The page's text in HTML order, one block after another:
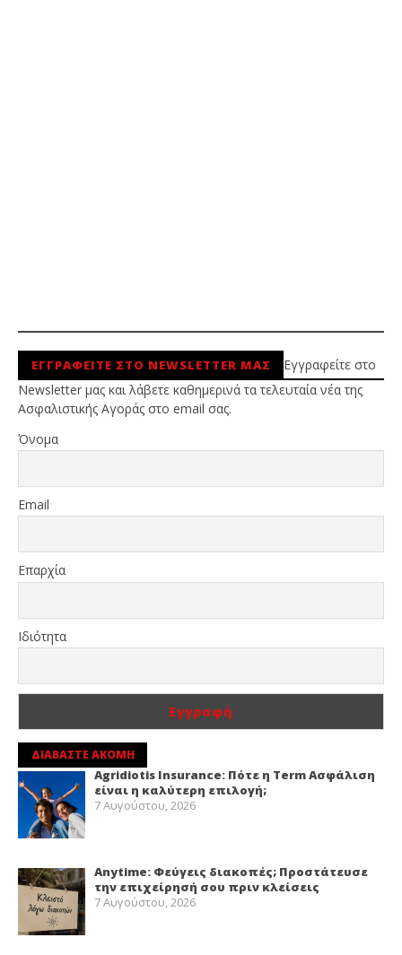
ΕΓΓΡΑΦΕΙΤΕ ΣΤΟ NEWSLETTER ΜΑΣ
Εγγραφείτε στο
Newsletter μας και λάβετε καθημερινά τα τελευταία νέα της
Ασφαλιστικής Αγοράς στο email σας.
Όνομα
Email
Επαρχία
Ιδιότητα
ΔΙΑΒΑΣΤΕ ΑΚΟΜΗ
Agridiotis Insurance: Πότε η Term Ασφάλιση
είναι η καλύτερη επιλογή;
7 Αυγούστου, 2026
Anytime: Φεύγεις διακοπές; Προστάτευσε
την επιχείρησή σου πριν κλείσεις
7 Αυγούστου, 2026